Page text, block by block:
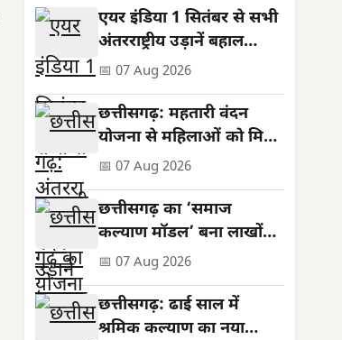
एयर इंडिया 1 सितंबर से सभी
अंतरराष्ट्रीय उड़ानें बहाल
करेगा, फ्रीक्वेंसी भी बढ़ेगी
📅 07 Aug 2026
छत्तीसगढ़: महतारी वंदन
योजना से महिलाओं को मिले
**630 करोड़**,
सशक्तिकरण की नई मिसाल
📅 07 Aug 2026
छत्तीसगढ़ का ‘समाज
कल्याण मॉडल’ बना लाखों
जरूरतमंदों की संजीवनी
📅 07 Aug 2026
छत्तीसगढ़: ढाई साल में
श्रमिक कल्याण का नया